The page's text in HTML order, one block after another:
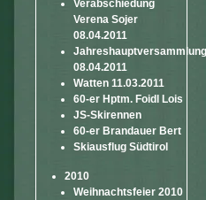
Verabschiedung
Verena Sojer
08.04.2011
Jahreshauptversammlung
08.04.2011
Watten 11.03.2011
60-er Hptm. Foidl Lois
JS-Skirennen
60-er Brandauer Bert
Skiausflug Südtirol
2010
Weihnachtsfeier 2010